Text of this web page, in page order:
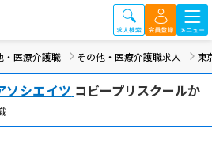
・医療介護職 その他・医療介護職求人 東
ソシエイツ コビープリスクールか